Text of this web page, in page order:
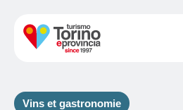
Vins et gastronomie